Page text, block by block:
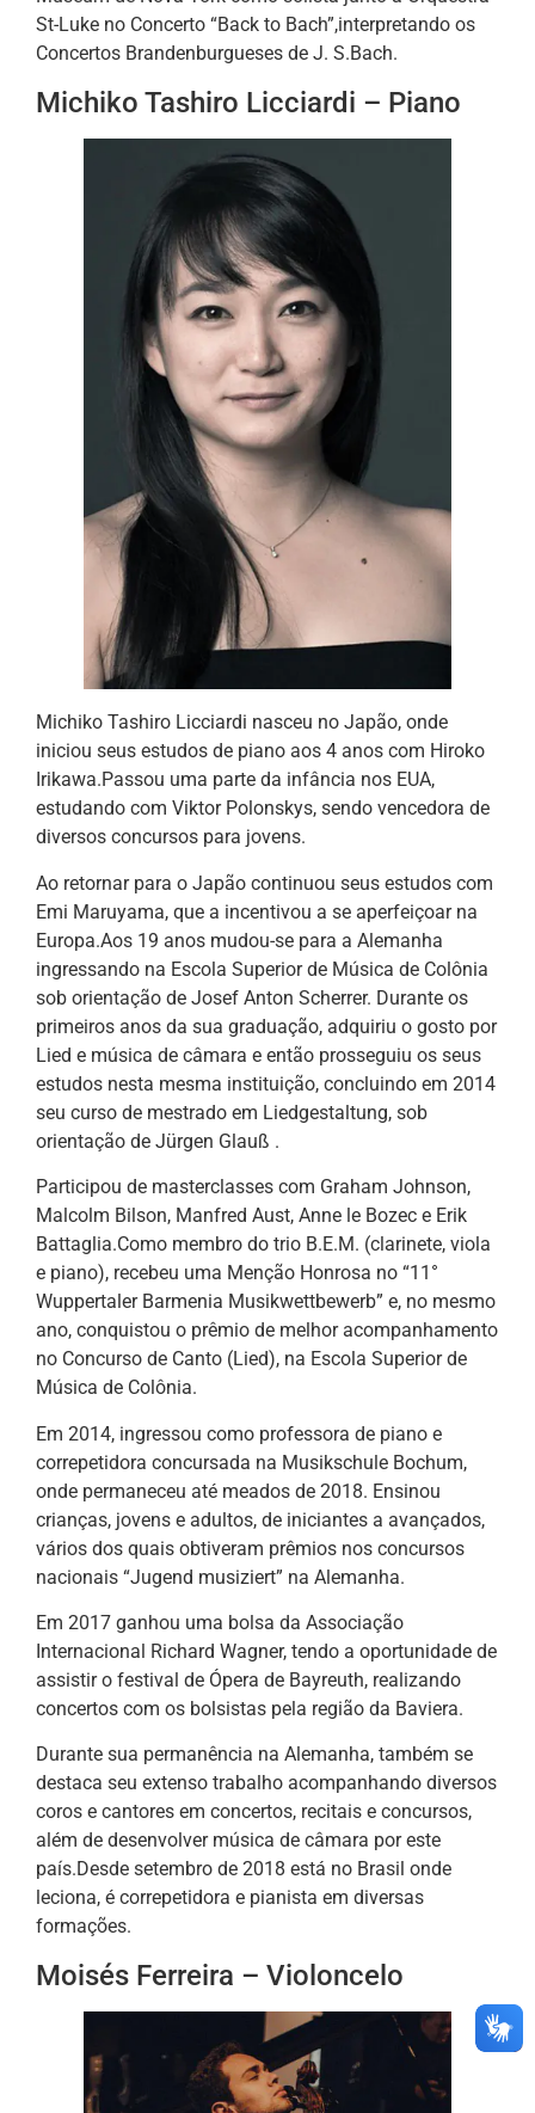
St-Luke no Concerto “Back to Bach”,interpretando os
Concertos Brandenburgueses de J. S.Bach.
Michiko Tashiro Licciardi – Piano
Michiko Tashiro Licciardi nasceu no Japão, onde
iniciou seus estudos de piano aos 4 anos com Hiroko
Irikawa.Passou uma parte da infância nos EUA,
estudando com Viktor Polonskys, sendo vencedora de
diversos concursos para jovens.
Ao retornar para o Japão continuou seus estudos com
Emi Maruyama, que a incentivou a se aperfeiçoar na
Europa.Aos 19 anos mudou-se para a Alemanha
ingressando na Escola Superior de Música de Colônia
sob orientação de Josef Anton Scherrer. Durante os
primeiros anos da sua graduação, adquiriu o gosto por
Lied e música de câmara e então prosseguiu os seus
estudos nesta mesma instituição, concluindo em 2014
seu curso de mestrado em Liedgestaltung, sob
orientação de Jürgen Glauß .
Participou de masterclasses com Graham Johnson,
Malcolm Bilson, Manfred Aust, Anne le Bozec e Erik
Battaglia.Como membro do trio B.E.M. (clarinete, viola
e piano), recebeu uma Menção Honrosa no “11°
Wuppertaler Barmenia Musikwettbewerb” e, no mesmo
ano, conquistou o prêmio de melhor acompanhamento
no Concurso de Canto (Lied), na Escola Superior de
Música de Colônia.
Em 2014, ingressou como professora de piano e
correpetidora concursada na Musikschule Bochum,
onde permaneceu até meados de 2018. Ensinou
crianças, jovens e adultos, de iniciantes a avançados,
vários dos quais obtiveram prêmios nos concursos
nacionais “Jugend musiziert” na Alemanha.
Em 2017 ganhou uma bolsa da Associação
Internacional Richard Wagner, tendo a oportunidade de
assistir o festival de Ópera de Bayreuth, realizando
concertos com os bolsistas pela região da Baviera.
Durante sua permanência na Alemanha, também se
destaca seu extenso trabalho acompanhando diversos
coros e cantores em concertos, recitais e concursos,
além de desenvolver música de câmara por este
país.Desde setembro de 2018 está no Brasil onde
leciona, é correpetidora e pianista em diversas
formações.
Moisés Ferreira – Violoncelo